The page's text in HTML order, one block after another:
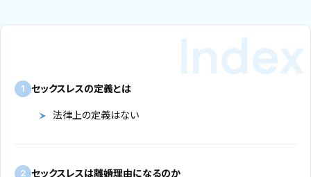
1 セックスレスの定義とは
法律上の定義はない
2 セックスレスは離婚理由になるのか